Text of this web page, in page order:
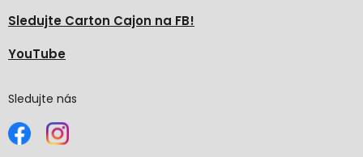
Sledujte Carton Cajon na FB!
YouTube
Sledujte nás